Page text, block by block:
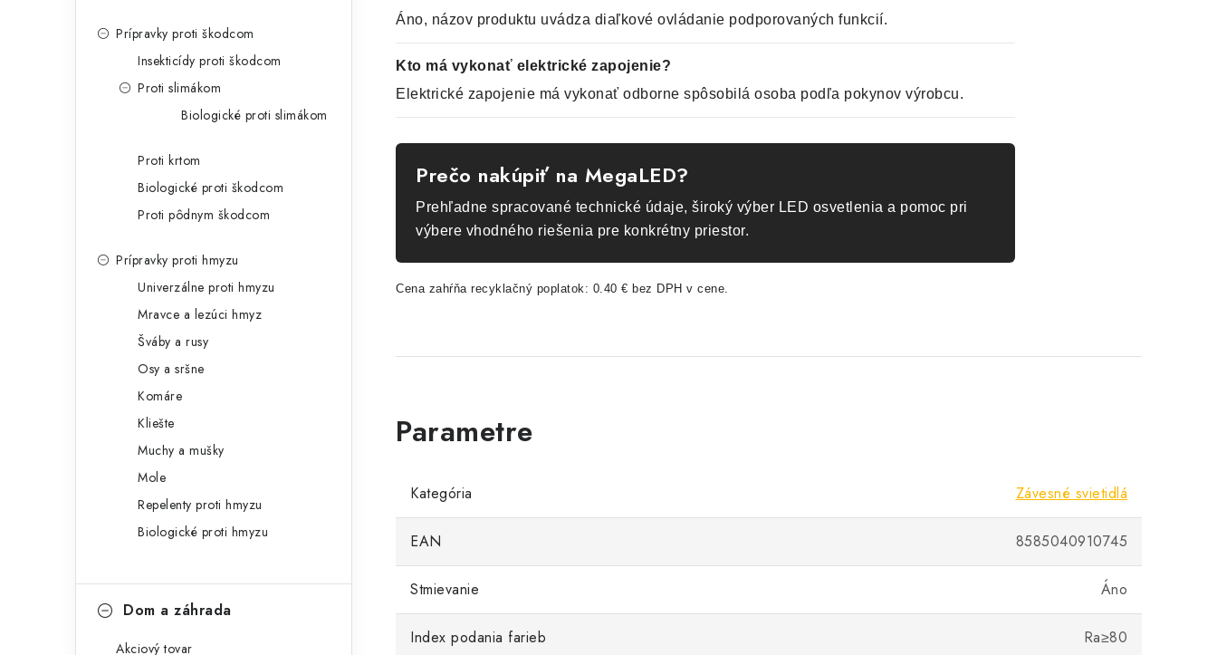
Prípravky proti škodcom
Insekticídy proti škodcom
Proti slimákom
Biologické proti slimákom
Proti krtom
Biologické proti škodcom
Proti pôdnym škodcom
Prípravky proti hmyzu
Univerzálne proti hmyzu
Mravce a lezúci hmyz
Šváby a rusy
Osy a sršne
Komáre
Kliešte
Muchy a mušky
Mole
Repelenty proti hmyzu
Biologické proti hmyzu
Dom a záhrada
Akciový tovar
Áno, názov produktu uvádza diaľkové ovládanie podporovaných funkcií.
Kto má vykonať elektrické zapojenie?
Elektrické zapojenie má vykonať odborne spôsobilá osoba podľa pokynov výrobcu.
Prečo nakúpiť na MegaLED?
Prehľadne spracované technické údaje, široký výber LED osvetlenia a pomoc pri
výbere vhodného riešenia pre konkrétny priestor.
Cena zahŕňa recyklačný poplatok: 0.40 € bez DPH v cene.
Kategória Závesné svietidlá
EAN 8585040910745
Stmievanie Áno
Index podania farieb Ra≥80